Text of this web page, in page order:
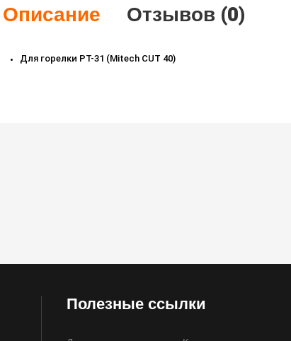
Описание Отзывов (0)
Для горелки PT-31 (Mitech CUT 40)
Полезные ссылки